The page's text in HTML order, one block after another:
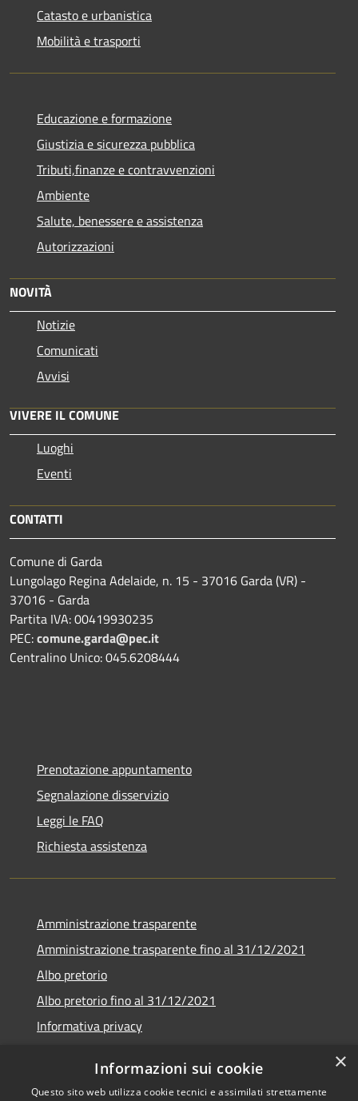
Catasto e urbanistica
Mobilità e trasporti
Educazione e formazione
Giustizia e sicurezza pubblica
Tributi,finanze e contravvenzioni
Ambiente
Salute, benessere e assistenza
Autorizzazioni
NOVITÀ
Notizie
Comunicati
Avvisi
VIVERE IL COMUNE
Luoghi
Eventi
CONTATTI
Comune di Garda
Lungolago Regina Adelaide, n. 15 - 37016 Garda (VR) -
37016 - Garda
Partita IVA: 00419930235
PEC:comune.garda@pec.it
Centralino Unico: 045.6208444
Prenotazione appuntamento
Segnalazione disservizio
Leggi le FAQ
Richiesta assistenza
Amministrazione trasparente
Amministrazione trasparente fino al 31/12/2021
Albo pretorio
Albo pretorio fino al 31/12/2021
Informativa privacy
Dichiarazione di accessibilità
×
Informazioni sui cookie
Questo sito web utilizza cookie tecnici e assimilati strettamente